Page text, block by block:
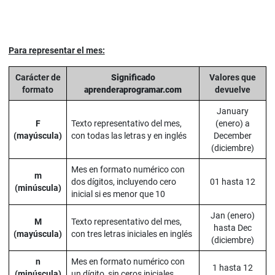
Para representar el mes:
Carácter de
formato
Significado
aprenderaprogramar.com
Valores que
devuelve
F
(mayúscula)
Texto representativo del mes,
con todas las letras y en inglés
January
(enero) a
December
(diciembre)
m
(minúscula)
Mes en formato numérico con
dos dígitos, incluyendo cero
inicial si es menor que 10
01 hasta 12
M
(mayúscula)
Texto representativo del mes,
con tres letras iniciales en inglés
Jan (enero)
hasta Dec
(diciembre)
n
Mes en formato numérico con
1 hasta 12